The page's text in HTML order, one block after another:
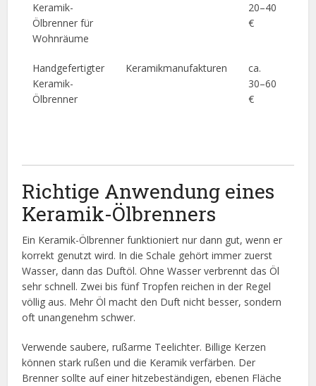
Keramik-
Ölbrenner für
Wohnräume
20–40
€
Handgefertigter
Keramik-
Ölbrenner
Keramikmanufakturen
ca.
30–60
€
Richtige Anwendung eines
Keramik-Ölbrenners
Ein Keramik-Ölbrenner funktioniert nur dann gut, wenn er
korrekt genutzt wird. In die Schale gehört immer zuerst
Wasser, dann das Duftöl. Ohne Wasser verbrennt das Öl
sehr schnell. Zwei bis fünf Tropfen reichen in der Regel
völlig aus. Mehr Öl macht den Duft nicht besser, sondern
oft unangenehm schwer.
Verwende saubere, rußarme Teelichter. Billige Kerzen
können stark rußen und die Keramik verfärben. Der
Brenner sollte auf einer hitzebeständigen, ebenen Fläche